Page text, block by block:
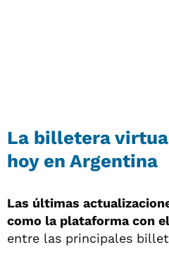
La billetera
hoy en Argentina
Las últimas
como la plataforma con
entre las principales